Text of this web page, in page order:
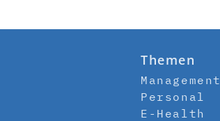
Themen
Management
Personal
E-Health